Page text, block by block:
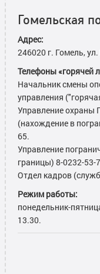
Гомельская
Адрес:
246020 г. Гомель,
Телефоны «горячей
Начальник смены
управления
Управление охраны
(нахождение в
65.
Управление
границы) 8-0232-53-
Отдел кадров
Режим работы:
понедельник-
13.30.